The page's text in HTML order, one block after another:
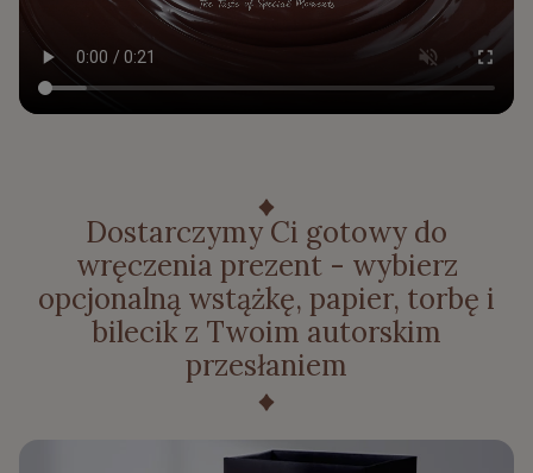
Dostarczymy Ci gotowy do
wręczenia prezent - wybierz
opcjonalną wstążkę, papier, torbę i
bilecik z Twoim autorskim
przesłaniem